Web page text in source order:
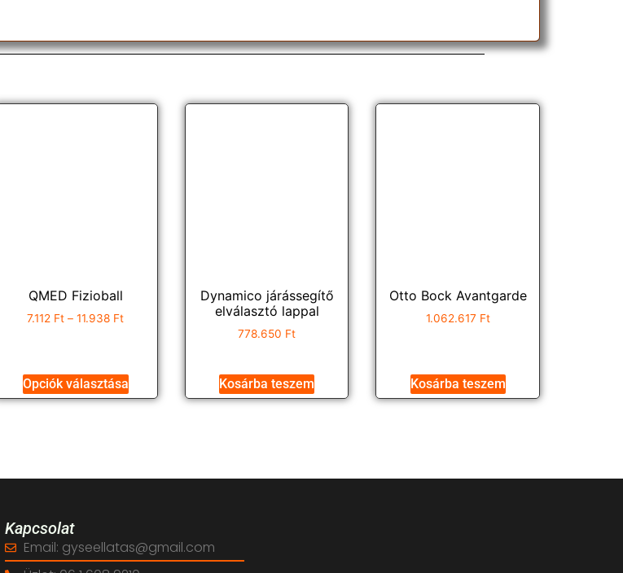
QMED Fizioball
7.112 Ft – 11.938 Ft
Opciók választása
Dynamico járássegítő
elválasztó lappal
778.650 Ft
Kosárba teszem
Otto Bock Avantgarde
1.062.617 Ft
Kosárba teszem
Kapcsolat
Email: gyseellatas@gmail.com